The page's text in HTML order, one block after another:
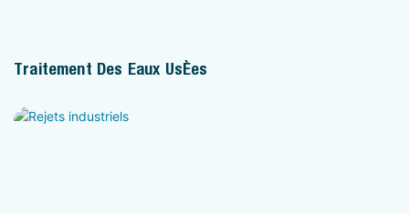
Traitement Des Eaux Usées